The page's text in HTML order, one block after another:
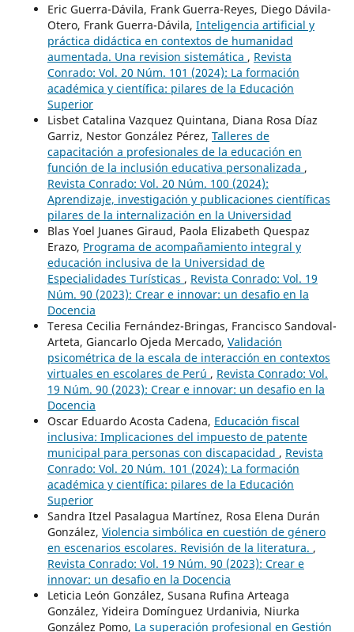
Eric Guerra-Dávila, Frank Guerra-Reyes, Diego Dávila-
Otero, Frank Guerra-Dávila, Inteligencia artificial y
práctica didáctica en contextos de humanidad
aumentada. Una revision sistemática , Revista
Conrado: Vol. 20 Núm. 101 (2024): La formación
académica y científica: pilares de la Educación
Superior
Lisbet Catalina Vazquez Quintana, Diana Rosa Díaz
Garriz, Nestor González Pérez, Talleres de
capacitación a profesionales de la educación en
función de la inclusión educativa personalizada ,
Revista Conrado: Vol. 20 Núm. 100 (2024):
Aprendizaje, investigación y publicaciones científicas
pilares de la internalización en la Universidad
Blas Yoel Juanes Giraud, Paola Elizabeth Quespaz
Erazo, Programa de acompañamiento integral y
educación inclusiva de la Universidad de
Especialidades Turísticas , Revista Conrado: Vol. 19
Núm. 90 (2023): Crear e innovar: un desafio en la
Docencia
Teresa Cecilia Fernández-Bringas, Francisco Sandoval-
Arteta, Giancarlo Ojeda Mercado, Validación
psicométrica de la escala de interacción en contextos
virtuales en escolares de Perú , Revista Conrado: Vol.
19 Núm. 90 (2023): Crear e innovar: un desafio en la
Docencia
Oscar Eduardo Acosta Cadena, Educación fiscal
inclusiva: Implicaciones del impuesto de patente
municipal para personas con discapacidad , Revista
Conrado: Vol. 20 Núm. 101 (2024): La formación
académica y científica: pilares de la Educación
Superior
Sandra Itzel Pasalagua Martínez, Rosa Elena Durán
González, Violencia simbólica en cuestión de género
en escenarios escolares. Revisión de la literatura. ,
Revista Conrado: Vol. 19 Núm. 90 (2023): Crear e
innovar: un desafio en la Docencia
Leticia León González, Susana Rufina Arteaga
González, Yideira Domínguez Urdanivia, Niurka
González Pomo, La superación profesional en Gestión